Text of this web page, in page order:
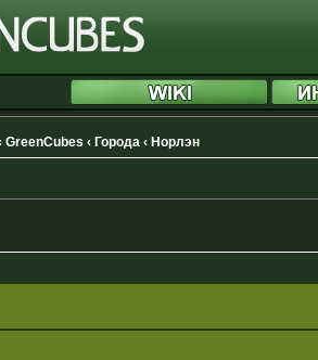
GreenCubes ‹ Города ‹ Норлэн